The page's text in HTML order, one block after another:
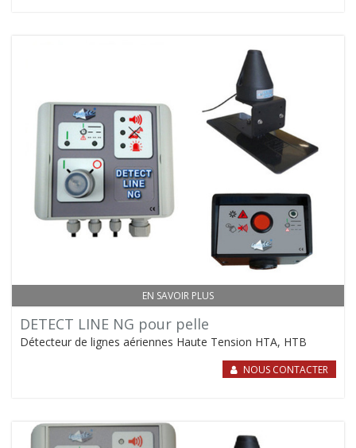
EN SAVOIR PLUS
DETECT LINE NG pour pelle
Détecteur de lignes aériennes Haute Tension HTA, HTB
NOUS CONTACTER